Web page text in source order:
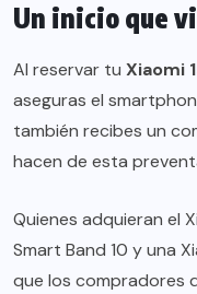
Un inicio que
Al reservar tu Xiaomi
aseguras el
también recibes un
hacen de esta
Quienes adquieran el
Smart Band 10 y una
que los compradores